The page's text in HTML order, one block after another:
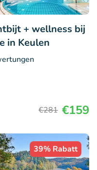
+ wellness bij
in Keulen
€281 €159
39% Rabatt